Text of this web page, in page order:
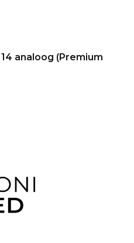
analoog (Premium